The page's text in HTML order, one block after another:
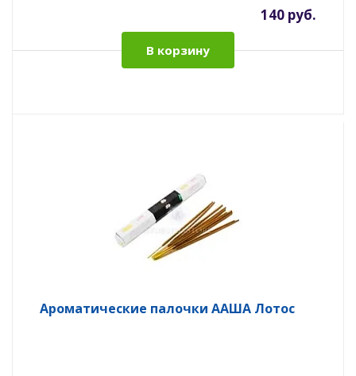
140 руб.
В корзину
Ароматические палочки ААША Лотос